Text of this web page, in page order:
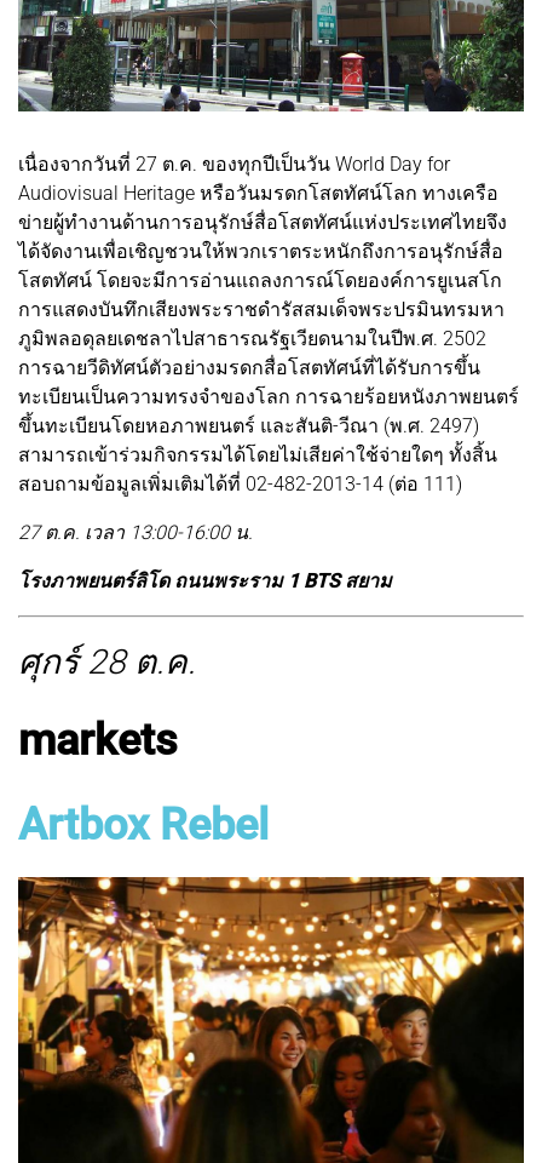
เนื่องจากวันที่ 27 ต.ค. ของทุกปีเป็นวัน World Day for
Audiovisual Heritage หรือวันมรดกโสตทัศน์โลก ทางเครือ
ข่ายผู้ทำงานด้านการอนุรักษ์สื่อโสตทัศน์แห่งประเทศไทยจึง
ได้จัดงานเพื่อเชิญชวนให้พวกเราตระหนักถึงการอนุรักษ์สื่อ
โสตทัศน์ โดยจะมีการอ่านแถลงการณ์โดยองค์การยูเนสโก
การแสดงบันทึกเสียงพระราชดำรัสสมเด็จพระปรมินทรมหา
ภูมิพลอดุลยเดชลาไปสาธารณรัฐเวียดนามในปีพ.ศ. 2502
การฉายวีดิทัศน์ตัวอย่างมรดกสื่อโสตทัศน์ที่ได้รับการขึ้น
ทะเบียนเป็นความทรงจำของโลก การฉายร้อยหนังภาพยนตร์
ขึ้นทะเบียนโดยหอภาพยนตร์ และสันติ-วีณา (พ.ศ. 2497)
สามารถเข้าร่วมกิจกรรมได้โดยไม่เสียค่าใช้จ่ายใดๆ ทั้งสิ้น
สอบถามข้อมูลเพิ่มเติมได้ที่ 02-482-2013-14 (ต่อ 111)
27 ต.ค. เวลา 13:00-16:00 น.
โรงภาพยนตร์ลิโด ถนนพระราม 1 BTS สยาม
ศุกร์ 28 ต.ค.
markets
Artbox Rebel